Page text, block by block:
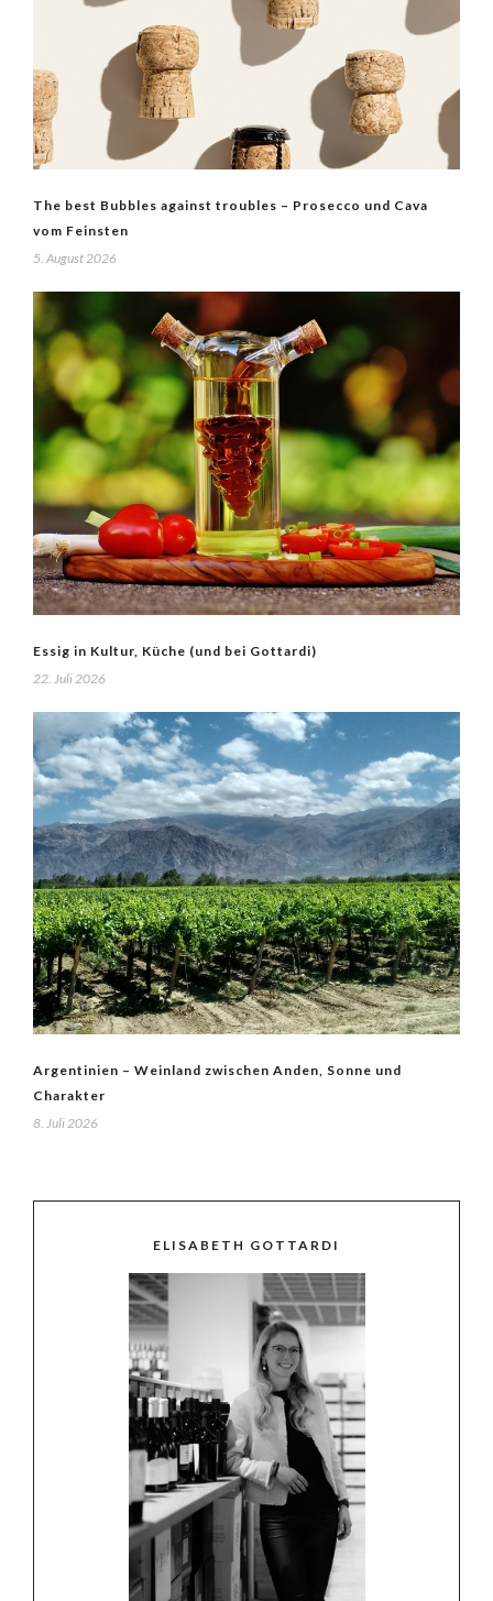
The best Bubbles against troubles – Prosecco und Cava
vom Feinsten
5. August 2026
Essig in Kultur, Küche (und bei Gottardi)
22. Juli 2026
Argentinien – Weinland zwischen Anden, Sonne und
Charakter
8. Juli 2026
ELISABETH GOTTARDI